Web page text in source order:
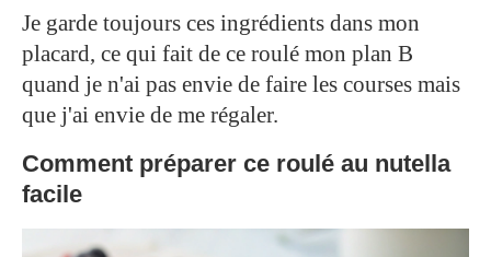
Je garde toujours ces ingrédients dans mon
placard, ce qui fait de ce roulé mon plan B
quand je n'ai pas envie de faire les courses mais
que j'ai envie de me régaler.
Comment préparer ce roulé au nutella
facile